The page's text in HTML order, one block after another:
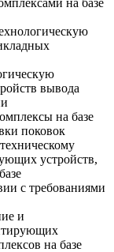
вывода
на базе
поковок
устройств,
с требованиями
и
на базе